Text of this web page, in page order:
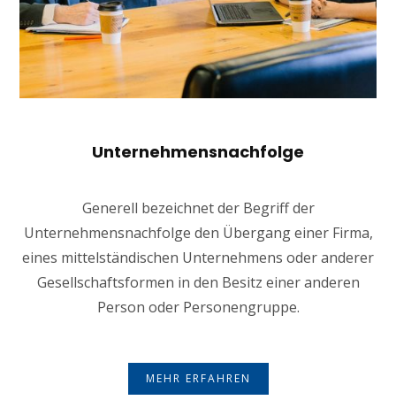
Unternehmensnachfolge
Generell bezeichnet der Begriff der
Unternehmensnachfolge den Übergang einer Firma,
eines mittelständischen Unternehmens oder anderer
Gesellschaftsformen in den Besitz einer anderen
Person oder Personengruppe.
MEHR ERFAHREN